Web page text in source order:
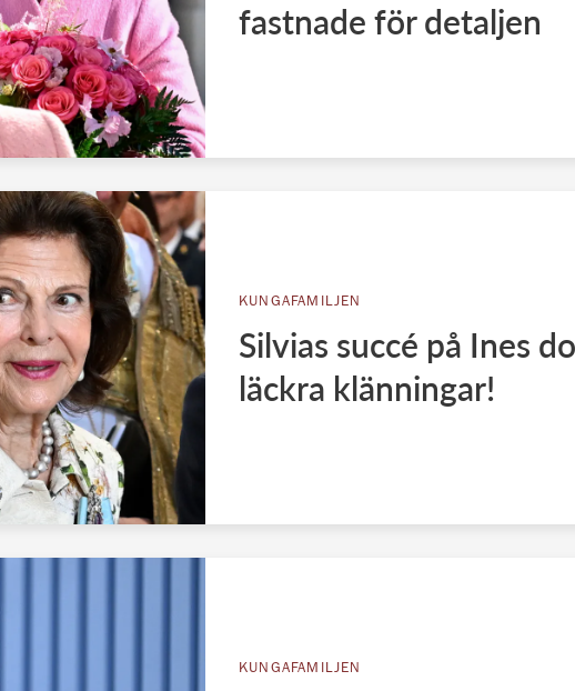
fastnade för detaljen
KUNGAFAMILJEN
Silvias succé på Ines
läckra klänningar!
KUNGAFAMILJEN